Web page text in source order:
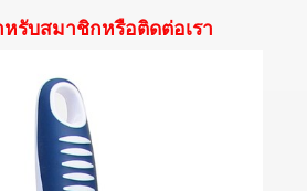
รับสมาชิกหรือติดต่อเรา